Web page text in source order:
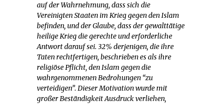
auf der Wahrnehmung, dass sich die
Vereinigten Staaten im Krieg gegen den Islam
befinden, und der Glaube, dass der gewalttätige
heilige Krieg die gerechte und erforderliche
Antwort darauf sei. 32% derjenigen, die ihre
Taten rechtfertigen, beschrieben es als ihre
religiöse Pflicht, den Islam gegen die
wahrgenommenen Bedrohungen “zu
verteidigen”. Dieser Motivation wurde mit
großer Beständigkeit Ausdruck verliehen,